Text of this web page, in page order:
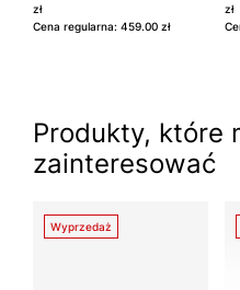
zł
Cena regularna: 459.00 zł
zł
Produkty, które
zainteresować
Wyprzedaż